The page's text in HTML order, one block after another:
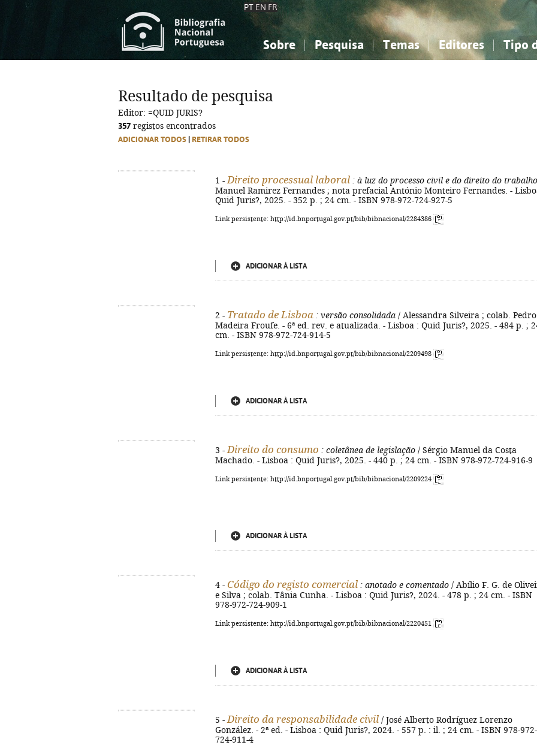
PT EN FR
Sobre Pesquisa Temas
Ciências sociais...
Editores Tipo
Ciências sociais...
Resultado de pesquisa
Editor: =QUID JURIS?
357 registos encontrados
ADICIONAR TODOS RETIRAR TODOS
1 - Direito processual laboral : à luz do processo civil e do direito do trabalho
Manuel Ramirez Fernandes ; nota prefacial António Monteiro Fernandes. -
Quid Juris?, 2025. - 352 p. ; 24 cm. - ISBN 978-972-724-927-5
Link persistente: http://id.bnportugal.gov.pt/bib/bibnacional/2284386
ADICIONAR À LISTA
2 - Tratado de Lisboa : versão consolidada / Alessandra Silveira ; colab. Pedro
Madeira Froufe. - 6ª ed. rev. e atualizada. - Lisboa : Quid Juris?, 2025. - 484 p. ;
cm. - ISBN 978-972-724-914-5
Link persistente: http://id.bnportugal.gov.pt/bib/bibnacional/2209498
ADICIONAR À LISTA
3 - Direito do consumo : coletânea de legislação / Sérgio Manuel da Costa
Machado. - Lisboa : Quid Juris?, 2025. - 440 p. ; 24 cm. - ISBN 978-972-724-916-9
Link persistente: http://id.bnportugal.gov.pt/bib/bibnacional/2209224
ADICIONAR À LISTA
4 - Código do registo comercial : anotado e comentado / Abílio F. G. de
e Silva ; colab. Tânia Cunha. - Lisboa : Quid Juris?, 2024. - 478 p. ; 24 cm. - ISBN
978-972-724-909-1
Link persistente: http://id.bnportugal.gov.pt/bib/bibnacional/2220451
ADICIONAR À LISTA
5 - Direito da responsabilidade civil / José Alberto Rodríguez Lorenzo
González. - 2ª ed. - Lisboa : Quid Juris?, 2024. - 557 p. : il. ; 24 cm. - ISBN 978-972-
724-911-4